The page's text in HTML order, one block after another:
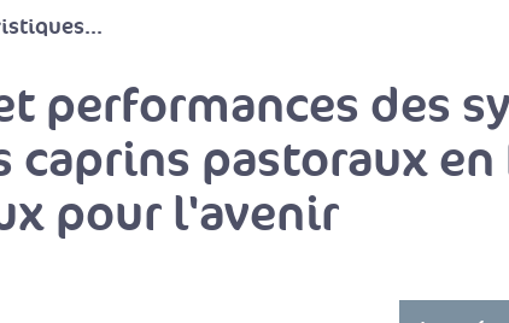
performances des
pastoraux en
pour l'avenir